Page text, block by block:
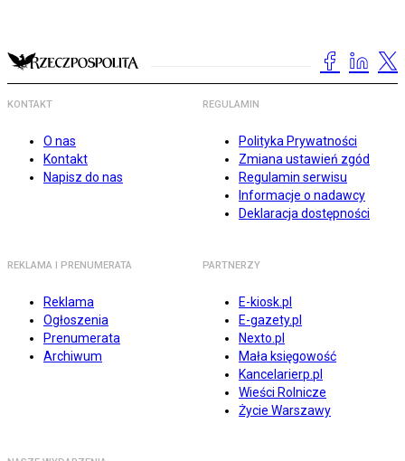
KONTAKT
O nas
Kontakt
Napisz do nas
REGULAMIN
Polityka Prywatności
Zmiana ustawień zgód
Regulamin serwisu
Informacje o nadawcy
Deklaracja dostępności
REKLAMA I PRENUMERATA
Reklama
Ogłoszenia
Prenumerata
Archiwum
PARTNERZY
E-kiosk.pl
E-gazety.pl
Nexto.pl
Mała księgowość
Kancelarierp.pl
Wieści Rolnicze
Życie Warszawy